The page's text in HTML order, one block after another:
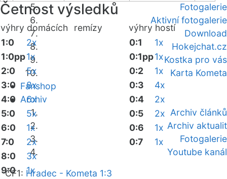
Fotogalerie
Aktivní fotogalerie
Download
Hokejchat.cz
Kostka pro vás
Karta Kometa
Fanshop
Archiv
Archiv článků
Archiv aktualit
Fotogalerie
Youtube kanál
ČF1: Hradec - Kometa 1:3
Četnost výsledků
výhry domácích remízy výhry hostí
1:0
2x
1:0pp1x
2:0
5x
3:0
8x
4:0
6x
5:0
5x
6:0
1x
7:0
2x
8:0
3x
9:0
1x
0:1
1x
0:1pp1x
0:2
1x
0:3
4x
0:4
2x
0:5
2x
0:6
1x
0:7
1x